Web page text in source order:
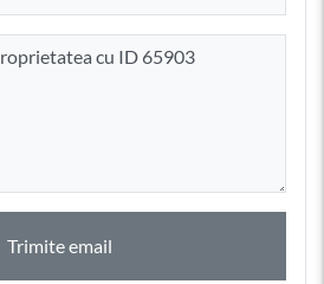
Trimite email